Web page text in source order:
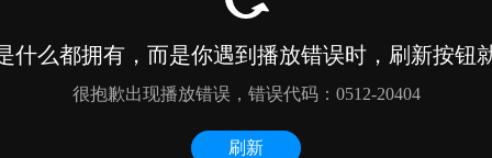
什么都拥有，而是你遇到播放错误时，刷新按钮
很抱歉出现播放错误，错误代码：0512-20404
刷新